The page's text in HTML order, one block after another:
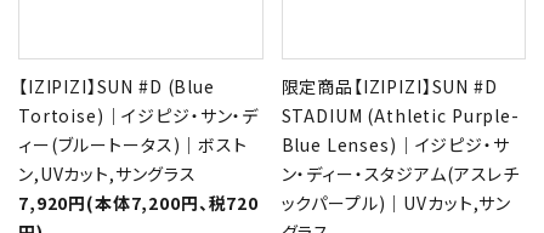
【IZIPIZI】SUN #D (Blue
Tortoise)｜イジピジ・サン・デ
ィー(ブルートータス)｜ボスト
ン,UVカット,サングラス
7,920円(本体7,200円、税720
限定商品【IZIPIZI】SUN #D
STADIUM (Athletic Purple-
Blue Lenses)｜イジピジ・サ
ン・ディー・スタジアム(アスレチ
ックパープル)｜UVカット,サン